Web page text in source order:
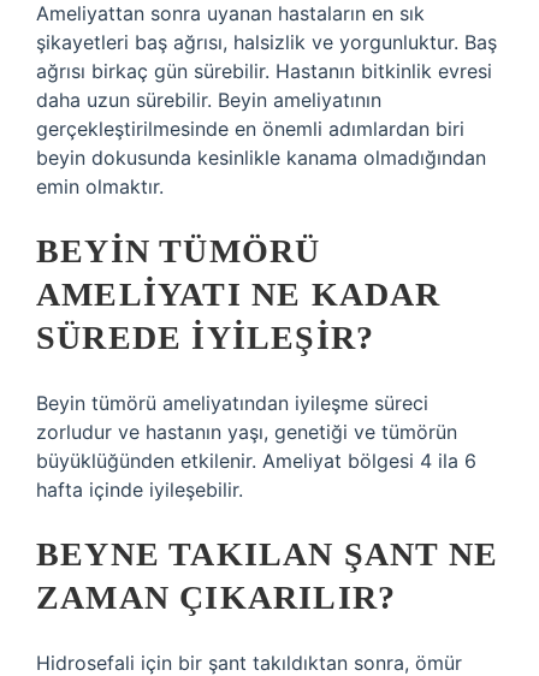
Ameliyattan sonra uyanan hastaların en sık
şikayetleri baş ağrısı, halsizlik ve yorgunluktur. Baş
ağrısı birkaç gün sürebilir. Hastanın bitkinlik evresi
daha uzun sürebilir. Beyin ameliyatının
gerçekleştirilmesinde en önemli adımlardan biri
beyin dokusunda kesinlikle kanama olmadığından
emin olmaktır.
BEYIN TÜMÖRÜ
AMELIYATI NE KADAR
SÜREDE IYILEŞIR?
Beyin tümörü ameliyatından iyileşme süreci
zorludur ve hastanın yaşı, genetiği ve tümörün
büyüklüğünden etkilenir. Ameliyat bölgesi 4 ila 6
hafta içinde iyileşebilir.
BEYNE TAKILAN ŞANT NE
ZAMAN ÇIKARILIR?
Hidrosefali için bir şant takıldıktan sonra, ömür